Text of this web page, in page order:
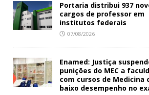
Portaria distribui 937
cargos de professor em
institutos federais
07/08/2026
Enamed: Justiça
punições do MEC a
com cursos de Medicina
baixo desempenho no